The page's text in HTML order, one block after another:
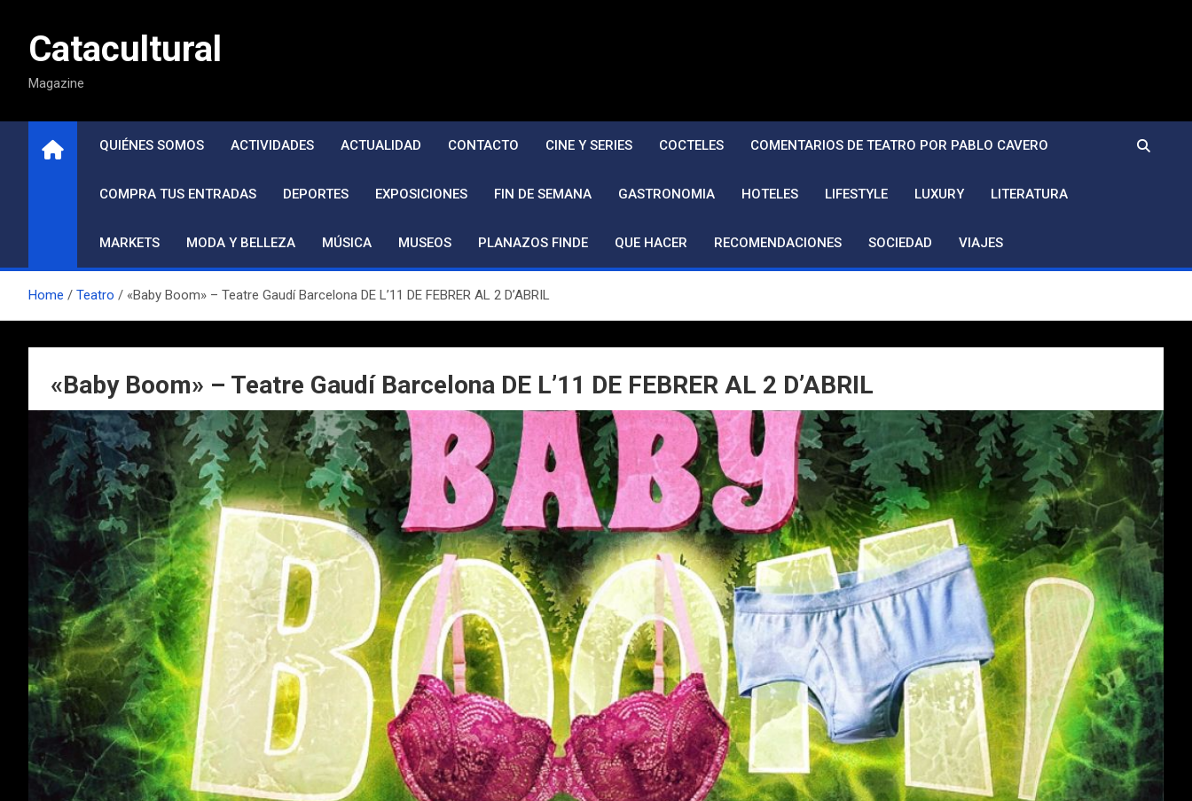
contenidoCatacultural
Magazine
QUIÉNES SOMOS ACTIVIDADES ACTUALIDAD CONTACTO CINE Y SERIES COCTELES COMENTARIOS DE TEATRO POR PABLO CAVERO
COMPRA TUS ENTRADAS DEPORTES EXPOSICIONES FIN DE SEMANA GASTRONOMIA HOTELES LIFESTYLE LUXURY LITERATURA
MARKETS MODA Y BELLEZA MÚSICA MUSEOS PLANAZOS FINDE QUE HACER RECOMENDACIONES SOCIEDAD VIAJES
Home Teatro «Baby Boom» – Teatre Gaudí Barcelona DE L’11 DE FEBRER AL 2 D’ABRIL
«Baby Boom» – Teatre Gaudí Barcelona DE L’11 DE FEBRER AL 2 D’ABRIL